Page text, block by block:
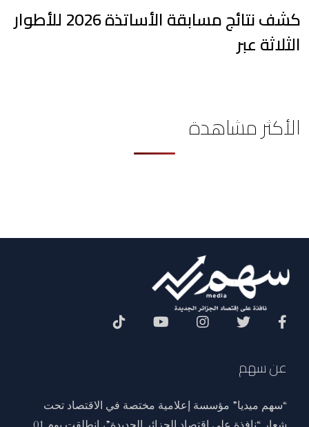
كشف نتائج مسابقة الأساتذة 2026 للأطوار
الثلاثة عبر
الأكثر مشاهدة
عن سهم
“سهم ميديا” مؤسسة إعلامية مختصة في الاقتصاد تحت